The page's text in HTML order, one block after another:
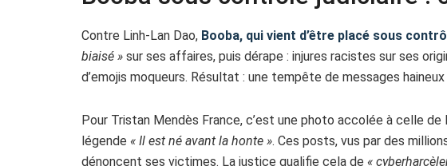
Contre Linh-Lan Dao, Booba, qui vient d’être placé sous
biaisé » sur ses affaires, puis dérape : injures racistes sur ses
d’emojis moqueurs. Résultat : une tempête de messages
Pour Tristan Mendès France, c’est une photo accolée à celle de
légende « Il est né avant la honte ». Ces posts, vus par des
dénoncent ses victimes. La justice qualifie cela de «